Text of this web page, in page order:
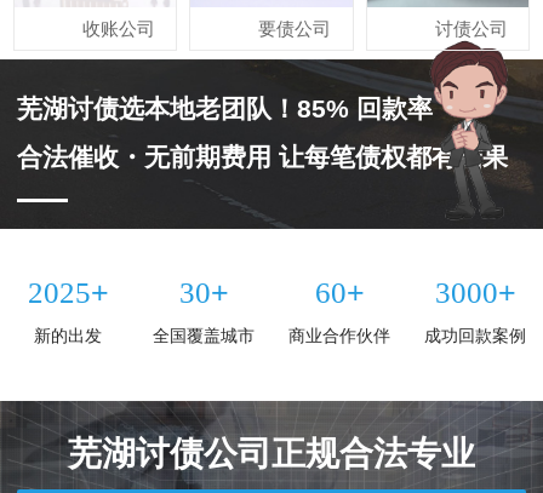
收账公司 要债公司 讨债公司
芜湖讨债选本地老团队！85% 回款率
合法催收・无前期费用 让每笔债权都有结果
2025+
新的出发
30+
全国覆盖城市
60+
商业合作伙伴
3000+
成功回款案例
芜湖讨债公司正规合法专业